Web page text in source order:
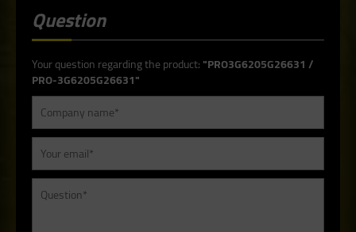
Question
Your question regarding the product:"PRO3G6205G26631 /
PRO-3G6205G26631"